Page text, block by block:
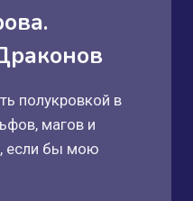
полукровкой в
магов и
если бы мою